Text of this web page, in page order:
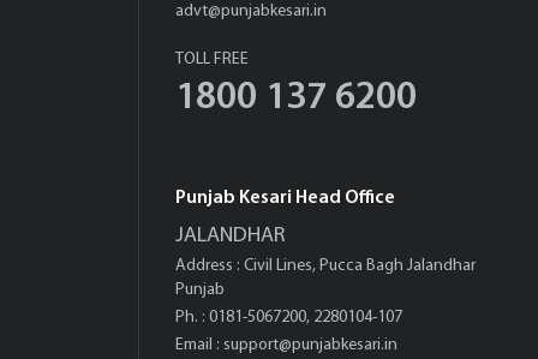
advt@punjabkesari.in
TOLL FREE
1800 137 6200
Punjab Kesari Head Office
JALANDHAR
Address : Civil Lines, Pucca Bagh Jalandhar
Punjab
Ph. : 0181-5067200, 2280104-107
Email : support@punjabkesari.in